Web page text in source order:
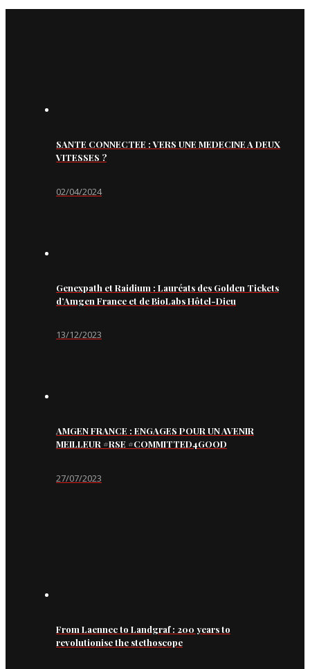
SANTE CONNECTEE : VERS UNE MEDECINE A DEUX
VITESSES ?
02/04/2024
Genexpath et Raidium : Lauréats des Golden Tickets
d’Amgen France et de BioLabs Hôtel-Dieu
13/12/2023
AMGEN FRANCE : ENGAGES POUR UN AVENIR
MEILLEUR #RSE #COMMITTED4GOOD
27/07/2023
From Laennec to Landgraf : 200 years to
revolutionise the stethoscope